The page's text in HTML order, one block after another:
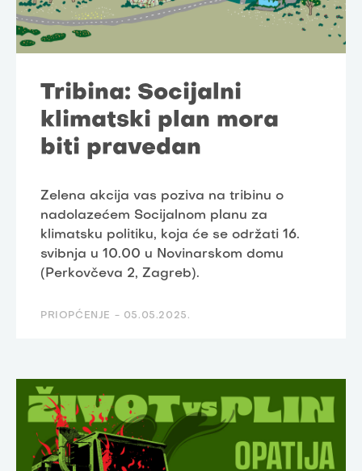
Tribina: Socijalni
klimatski plan mora
biti pravedan
Zelena akcija vas poziva na tribinu o
nadolazećem Socijalnom planu za
klimatsku politiku, koja će se održati 16.
svibnja u 10.00 u Novinarskom domu
(Perkovčeva 2, Zagreb).
PRIOPĆENJE - 05.05.2025.